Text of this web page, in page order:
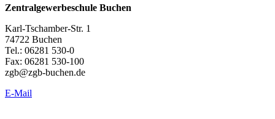
Zentralgewerbeschule Buchen
Karl-Tschamber-Str. 1
74722 Buchen
Tel.: 06281 530-0
Fax: 06281 530-100
zgb@zgb-buchen.de
E-Mail